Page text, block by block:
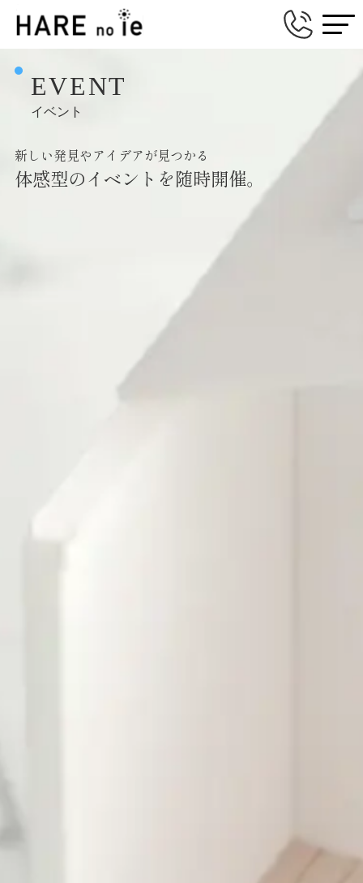
EVENT
イベント
新しい発見やアイデアが見つかる
体感型のイベントを随時開催。